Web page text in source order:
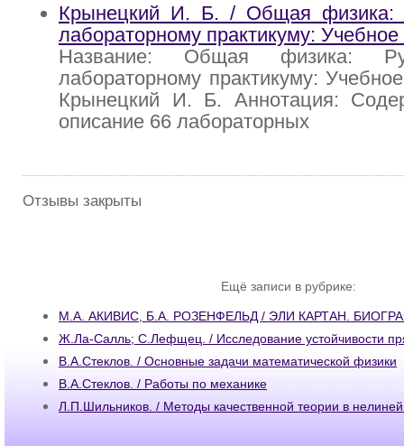
Крынецкий И. Б. / Общая физика:
лабораторному практикуму:
Название: Общая физика:
лабораторному практикуму:
Крынецкий И. Б. Аннотация:
описание 66 лабораторных
Отзывы закрыты
Ещё записи в рубрике:
М.А. АКИВИС, Б.А. РОЗЕНФЕЛЬД / ЭЛИ КАРТАН.
Ж.Ла-Салль; С.Лефщец. / Исследование устойчивости
В.А.Стеклов. / Основные задачи математической физики
В.А.Стеклов. / Работы по механике
Л.П.Шильников. / Методы качественной теории в